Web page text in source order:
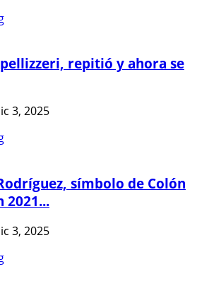
repitió y ahora se
3, 2025
símbolo de Colón
2021...
3, 2025